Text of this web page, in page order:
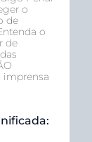
o
de
o
de
imprensa